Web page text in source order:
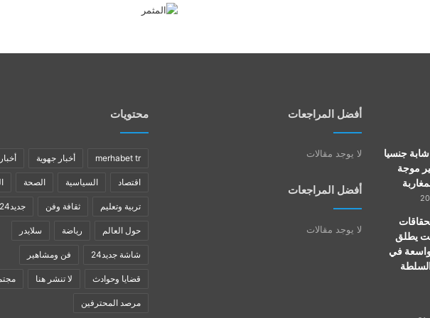
جنسيا
موجة
يطلق
واسعة في
أفضل المراجعات
لا يوجد مقالات
أفضل المراجعات
لا يوجد مقالات
محتويات
merhabet tr أخبار جهوية
اقتصاد السياسية الصحة
تربية وتعليم ثقافة وفن جديد24
حول العالم رياضة سلايدر
شاشة جديد24 فن ومشاهير
قضايا وحوادث لا تنشر هنا
مرصد المحترفين